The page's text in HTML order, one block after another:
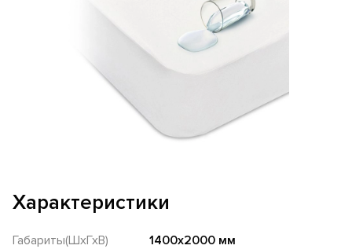
Характеристики
Габариты(ШхГхВ)
1400х2000 мм